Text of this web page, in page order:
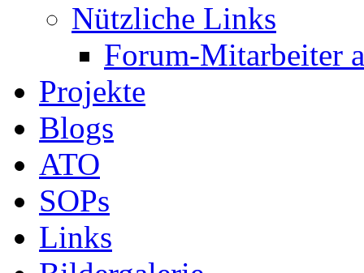
Nützliche Links
Forum-Mitarbeiter
Projekte
Blogs
ATO
SOPs
Links